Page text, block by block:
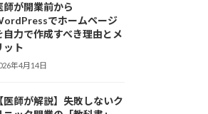
師が開業前から
でホームページ
自力で作成すべき理由とメ
ット
年4月14日
【医師が解説】失敗しないク